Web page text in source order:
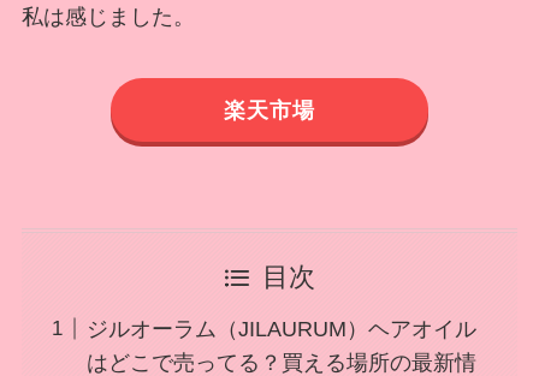
私は感じました。
楽天市場
目次
ジルオーラム（JILAURUM）ヘアオイル
はどこで売ってる？買える場所の最新情